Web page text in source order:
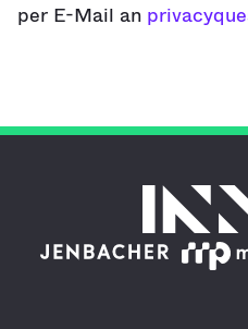
per E-Mail an